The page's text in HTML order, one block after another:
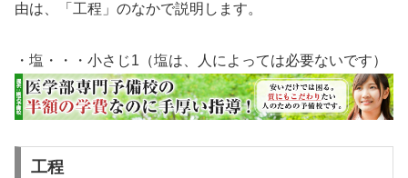
由は、「工程」のなかで説明します。
・塩・・・小さじ1（塩は、人によっては必要ないです）
工程